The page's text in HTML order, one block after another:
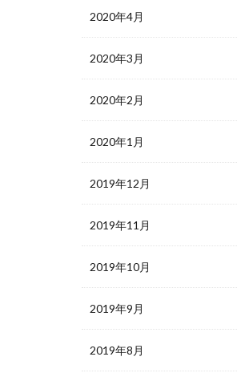
2020年4月
2020年3月
2020年2月
2020年1月
2019年12月
2019年11月
2019年10月
2019年9月
2019年8月